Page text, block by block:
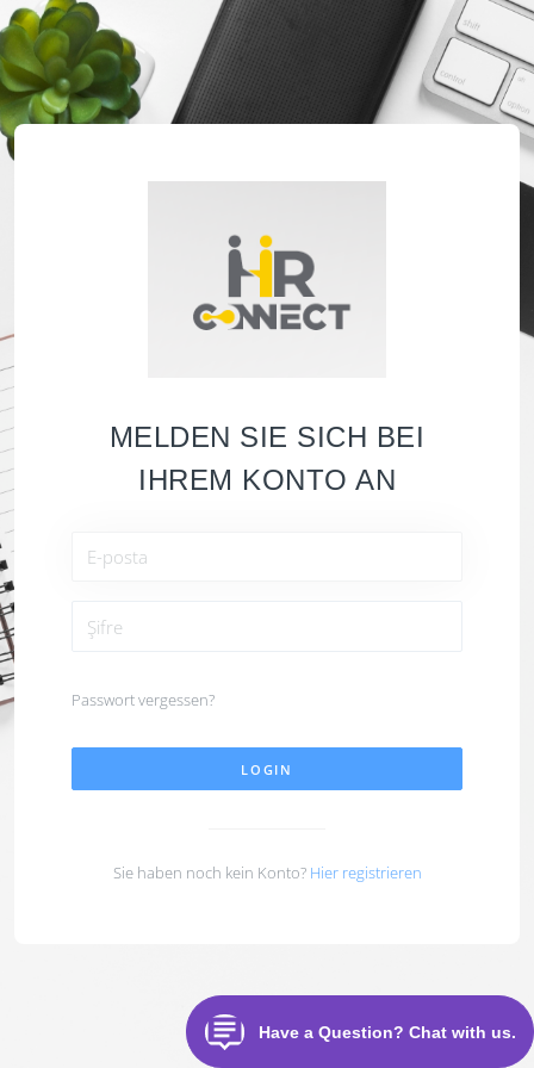
MELDEN SIE SICH BEI
IHREM KONTO AN
Passwort vergessen?
LOGIN
Sie haben noch kein Konto? Hier registrieren